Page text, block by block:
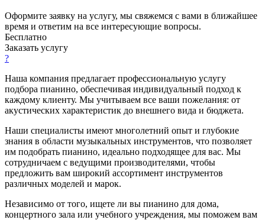
Оформите заявку на услугу, мы свяжемся с вами в ближайшее
время и ответим на все интересующие вопросы.
Бесплатно
Заказать услугу
?
Наша компания предлагает профессиональную услугу
подбора пианино, обеспечивая индивидуальный подход к
каждому клиенту. Мы учитываем все ваши пожелания: от
акустических характеристик до внешнего вида и бюджета.
Наши специалисты имеют многолетний опыт и глубокие
знания в области музыкальных инструментов, что позволяет
им подобрать пианино, идеально подходящее для вас. Мы
сотрудничаем с ведущими производителями, чтобы
предложить вам широкий ассортимент инструментов
различных моделей и марок.
Независимо от того, ищете ли вы пианино для дома,
концертного зала или учебного учреждения, мы поможем вам